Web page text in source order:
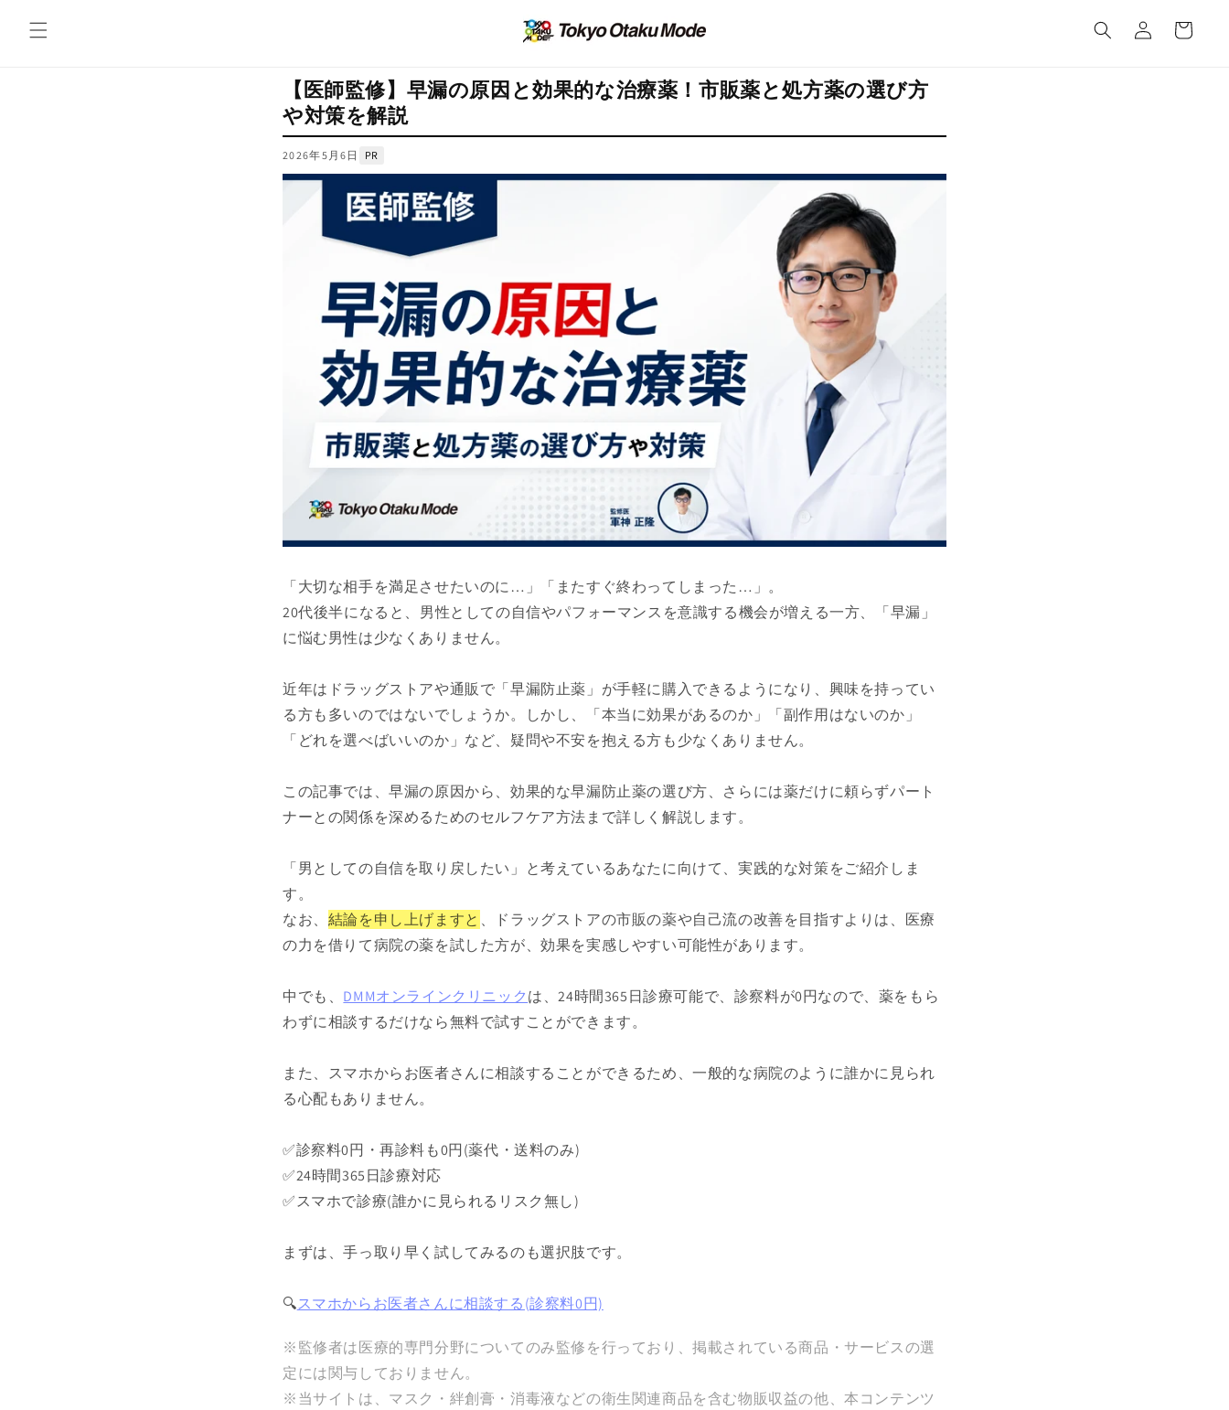
ンツに
進む
イ
ー
【医師監修】早漏の原因と効果的な治療薬！市販薬と処方薬の選び方
や対策を解説
2026年5月6日 PR
「大切な相手を満足させたいのに…」「またすぐ終わってしまった…」。
20代後半になると、男性としての自信やパフォーマンスを意識する機会が増える一方、「早漏」
に悩む男性は少なくありません。
近年はドラッグストアや通販で「早漏防止薬」が手軽に購入できるようになり、興味を持ってい
る方も多いのではないでしょうか。しかし、「本当に効果があるのか」「副作用はないのか」
「どれを選べばいいのか」など、疑問や不安を抱える方も少なくありません。
この記事では、早漏の原因から、効果的な早漏防止薬の選び方、さらには薬だけに頼らずパート
ナーとの関係を深めるためのセルフケア方法まで詳しく解説します。
「男としての自信を取り戻したい」と考えているあなたに向けて、実践的な対策をご紹介しま
す。
なお、 結論を申し上げますと 、ドラッグストアの市販の薬や自己流の改善を目指すよりは、医療
の力を借りて病院の薬を試した方が、効果を実感しやすい可能性があります。
中でも、 DMMオンラインクリニックは、24時間365日診療可能で、診察料が0円なので、薬をもら
わずに相談するだけなら無料で試すことができます。
また、スマホからお医者さんに相談することができるため、一般的な病院のように誰かに見られ
る心配もありません。
✅診察料0円・再診料も0円(薬代・送料のみ)
✅24時間365日診療対応
✅スマホで診療(誰かに見られるリスク無し)
まずは、手っ取り早く試してみるのも選択肢です。
🔍スマホからお医者さんに相談する(診察料0円)
※監修者は医療的専門分野についてのみ監修を行っており、掲載されている商品・サービスの選
定には関与しておりません。
※当サイトは、マスク・絆創膏・消毒液などの衛生関連商品を含む物販収益の他、本コンテンツ